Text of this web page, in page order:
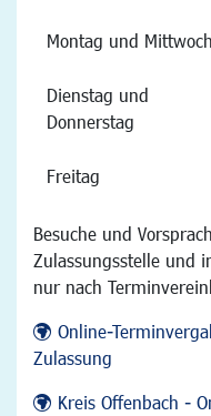
Montag und Mittwoch
Dienstag und
Donnerstag
Freitag
Besuche und
Zulassungsstelle und
nur nach
Online-
Zulassung
Kreis Offenbach -